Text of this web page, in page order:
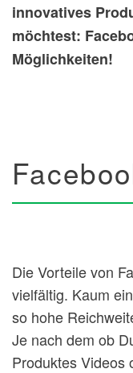
innovatives
möchtest:
Möglichkeiten!
Die Vorteile von
vielfältig. Kaum
so hohe
Je nach dem ob
Produktes Videos